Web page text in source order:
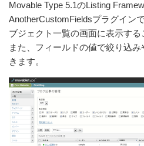
Movable Type 5.1のListing
AnotherCustomFieldsプラグイン
ブジェクト一覧の画面に表示する
また、フィールドの値で絞り込
きます。